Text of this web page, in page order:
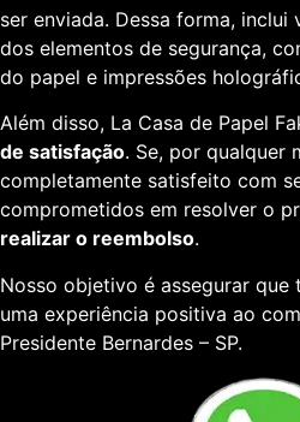
ser enviada. Dessa forma,
dos elementos de segurança,
do papel e impressões
Além disso, La Casa de Papel
de satisfação. Se, por qualquer
completamente satisfeito com
comprometidos em resolver o
realizar o reembolso.
Nosso objetivo é assegurar que
uma experiência positiva ao
Presidente Bernardes – SP.